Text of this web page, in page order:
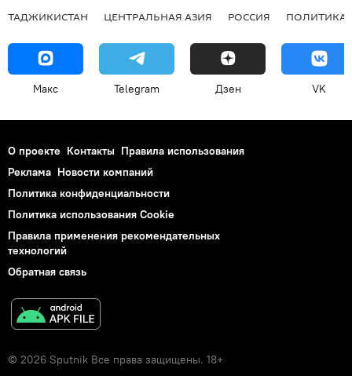
ТАДЖИКИСТАН ЦЕНТРАЛЬНАЯ АЗИЯ РОССИЯ ПОЛИТИКА
Макс Telegram Дзен VK
О проекте Контакты Правила использования
Реклама Новости компаний
Политика конфиденциальности
Политика использования Cookie
Правила применения рекомендательных
технологий
Обратная связь
© 2026 Sputnik Все права защищены. 18+